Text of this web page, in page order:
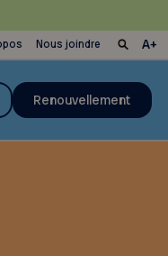
Nous joindre
Renouvellement